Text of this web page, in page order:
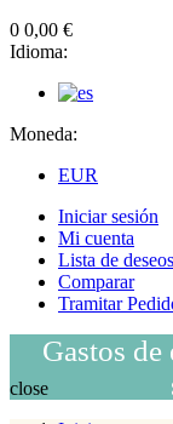
0 0,00 €
Idioma:
Moneda:
EUR
Iniciar sesión
Mi cuenta
Lista de deseos
Comparar
Tramitar
Gastos
close